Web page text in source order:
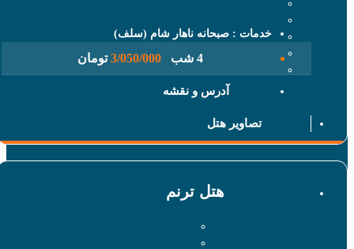
خدمات : صبحانه ناهار شام (سلف)
3/050/000 تومان
آدرس و نقشه
تصاویر هتل